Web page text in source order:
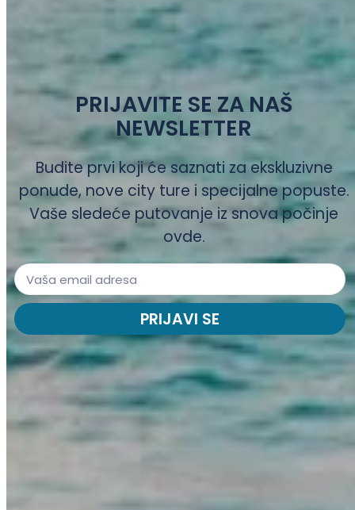
PRIJAVITE SE ZA NAŠ
NEWSLETTER
Budite prvi koji će saznati za ekskluzivne
ponude, nove city ture i specijalne popuste.
Vaše sledeće putovanje iz snova počinje
ovde.
PRIJAVI SE